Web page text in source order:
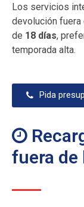
Los servicios
devolución fuera
de 18 días,
temporada alta.
Pida
fuera de